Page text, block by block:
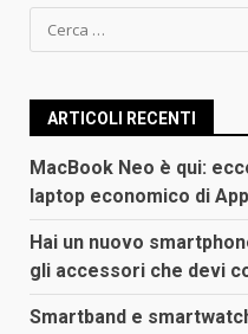
Ricerca
per:
ARTICOLI RECENTI
MacBook Neo è qui:
laptop economico di
Hai un nuovo
gli accessori che devi
Smartband e